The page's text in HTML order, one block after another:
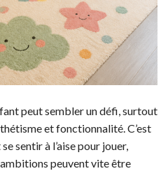
peut sembler un défi, surtout
et fonctionnalité. C’est
sentir à l’aise pour jouer,
peuvent vite être